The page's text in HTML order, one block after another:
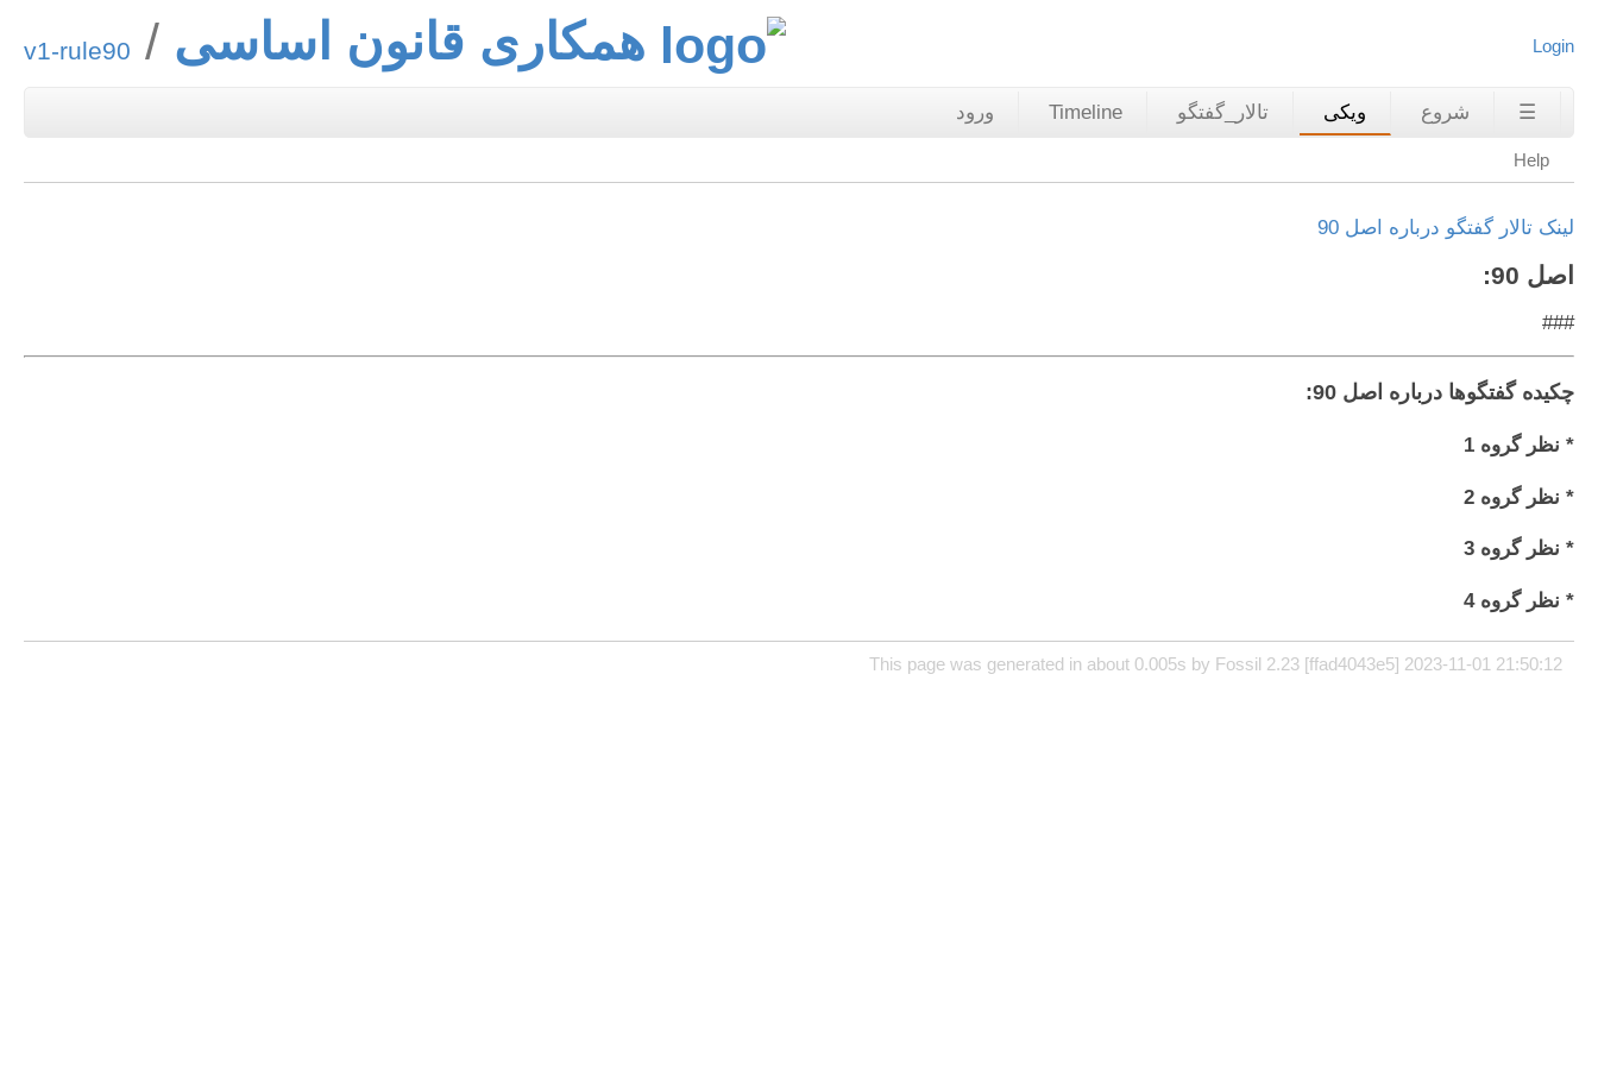
همکاری قانون اساسی v1-rule90 Login
☰ شروع ویکی تالار_گفتگو Timeline ورود
Help
لینک تالار گفتگو درباره اصل 90
اصل 90:
###
چکیده گفتگوها درباره اصل 90:
* نظر گروه 1
* نظر گروه 2
* نظر گروه 3
* نظر گروه 4
This page was generated in about 0.005s by Fossil 2.23 [ffad4043e5] 2023-11-01 21:50:12